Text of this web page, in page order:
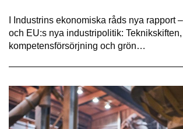
I Industrins ekonomiska råds nya rapport
och EU:s nya industripolitik: Teknikskiften,
kompetensförsörjning och grön…